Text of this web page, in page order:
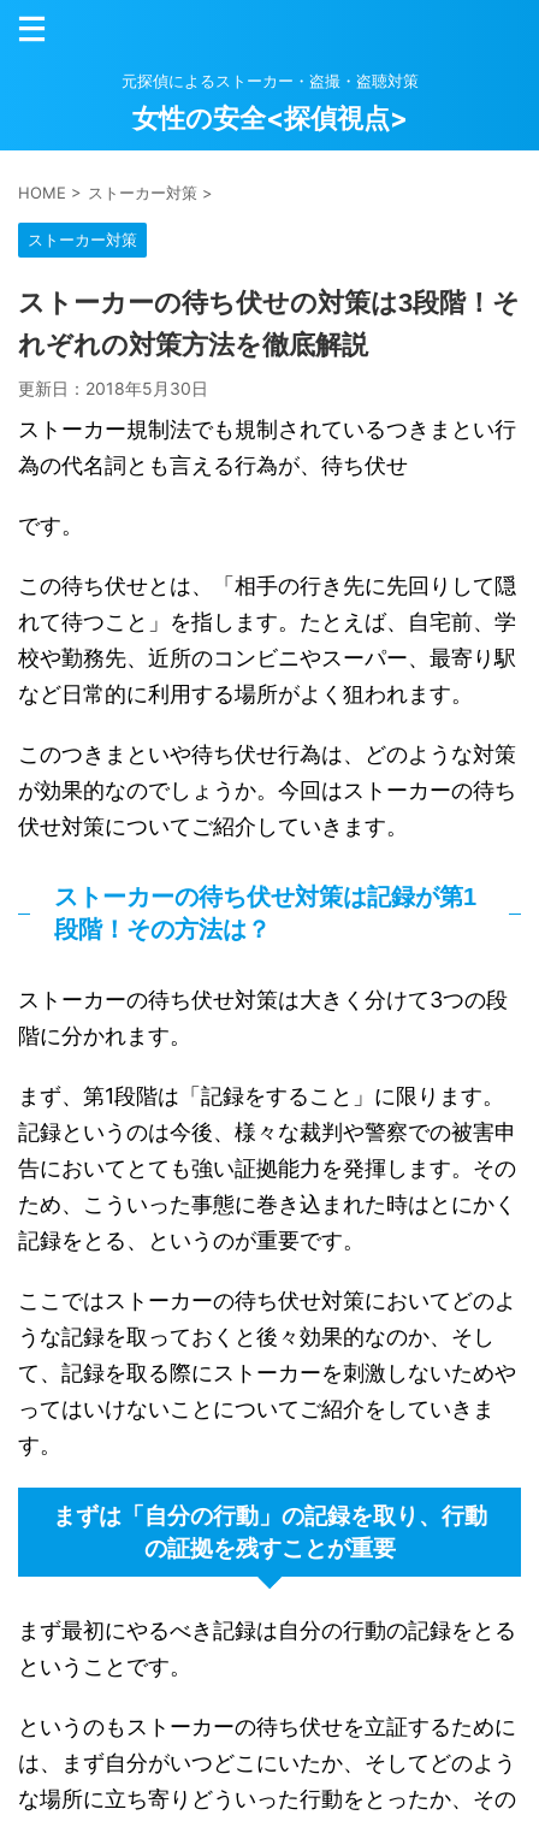
元探偵によるストーカー・盗撮・盗聴対策
女性の安全<探偵視点>
HOME > ストーカー対策 >
ストーカー対策
ストーカーの待ち伏せの対策は3段階！そ
れぞれの対策方法を徹底解説
更新日： 2018年5月30日
ストーカー規制法でも規制されているつきまとい行
為の代名詞とも言える行為が、待ち伏せ
です。
この待ち伏せとは、「相手の行き先に先回りして隠
れて待つこと」を指します。たとえば、自宅前、学
校や勤務先、近所のコンビニやスーパー、最寄り駅
など日常的に利用する場所がよく狙われます。
このつきまといや待ち伏せ行為は、どのような対策
が効果的なのでしょうか。今回はストーカーの待ち
伏せ対策についてご紹介していきます。
ストーカーの待ち伏せ対策は記録が第1
段階！その方法は？
ストーカーの待ち伏せ対策は大きく分けて3つの段
階に分かれます。
まず、第1段階は「記録をすること」に限ります。
記録というのは今後、様々な裁判や警察での被害申
告においてとても強い証拠能力を発揮します。その
ため、こういった事態に巻き込まれた時はとにかく
記録をとる、というのが重要です。
ここではストーカーの待ち伏せ対策においてどのよ
うな記録を取っておくと後々効果的なのか、そし
て、記録を取る際にストーカーを刺激しないためや
ってはいけないことについてご紹介をしていきま
す。
まずは「自分の行動」の記録を取り、行動
の証拠を残すことが重要
まず最初にやるべき記録は自分の行動の記録をとる
ということです。
というのもストーカーの待ち伏せを立証するために
は、まず自分がいつどこにいたか、そしてどのよう
な場所に立ち寄りどういった行動をとったか、その